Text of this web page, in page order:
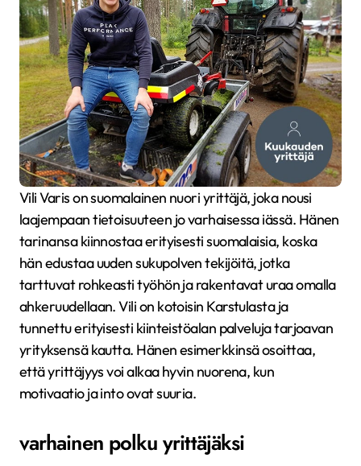
Vili Varis on suomalainen nuori yrittäjä, joka nousi
laajempaan tietoisuuteen jo varhaisessa iässä. Hänen
tarinansa kiinnostaa erityisesti suomalaisia, koska
hän edustaa uuden sukupolven tekijöitä, jotka
tarttuvat rohkeasti työhön ja rakentavat uraa omalla
ahkeruudellaan. Vili on kotoisin Karstulasta ja
tunnettu erityisesti kiinteistöalan palveluja tarjoavan
yrityksensä kautta. Hänen esimerkkinsä osoittaa,
että yrittäjyys voi alkaa hyvin nuorena, kun
motivaatio ja into ovat suuria.
varhainen polku yrittäjäksi